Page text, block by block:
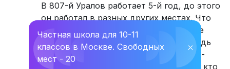
В 807-й Уралов работает 5-й год, до этого
он работал в разных других местах. Что
касается кошмара - Уралов терпеть не
может детей, учит их в первую очередь
цинизму. Что касается преподавания -
литература "кто читает, тот читает, а кто
Частная школа для 10-11
классов в Москве. Свободных
мест - 20
⛌